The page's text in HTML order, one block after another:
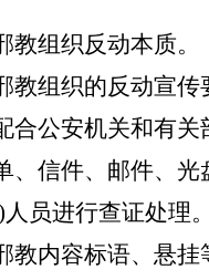
组织反动本质。
教组织的反动宣传
合公安机关和有关
、信件、邮件、
员进行查证处理。
教内容标语、悬挂